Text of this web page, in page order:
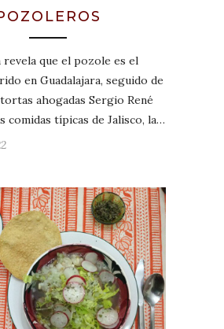
revela que el pozole es el
en Guadalajara, seguido de
ahogadas Sergio René
comidas típicas de Jalisco, la…